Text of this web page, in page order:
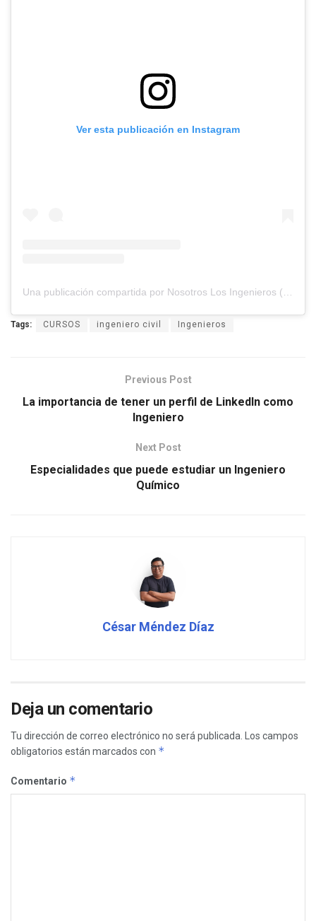
Ver esta publicación en Instagram
Tags: CURSOS ingeniero civil Ingenieros
Previous Post
La importancia de tener un perfil de LinkedIn como
Ingeniero
Next Post
Especialidades que puede estudiar un Ingeniero
Químico
César Méndez Díaz
Deja un comentario
Tu dirección de correo electrónico no será publicada.
Los campos
obligatorios están marcados con *
Comentario *